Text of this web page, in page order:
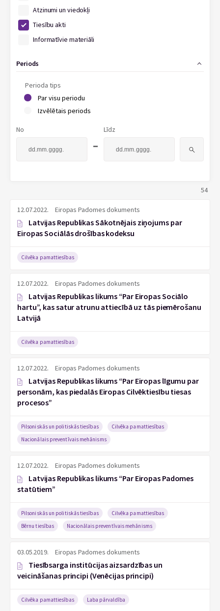
Atzinumi un viedokļi
Tiesību akti
Informatīvie materiāli
Periods
Perioda tips
Par visu periodu
Izvēlētais periods
No
-
Līdz
54
12.07.2022. Eiropas Padomes dokuments
Latvijas Republikas Sākotnējais ziņojums par
Eiropas Sociālās drošības kodeksu
Cilvēka pamattiesības
12.07.2022. Eiropas Padomes dokuments
Latvijas Republikas likums “Par Eiropas Sociālo
hartu”, kas satur atrunu attiecībā uz tās piemērošanu
Latvijā
Cilvēka pamattiesības
12.07.2022. Eiropas Padomes dokuments
Latvijas Republikas likums “Par Eiropas līgumu par
personām, kas piedalās Eiropas Cilvēktiesību tiesas
procesos”
Pilsoniskās un politiskās tiesības
Cilvēka pamattiesības
Nacionālais preventīvais mehānisms
12.07.2022. Eiropas Padomes dokuments
Latvijas Republikas likums “Par Eiropas Padomes
statūtiem”
Pilsoniskās un politiskās tiesības
Cilvēka pamattiesības
Bērnu tiesības
Nacionālais preventīvais mehānisms
03.05.2019. Eiropas Padomes dokuments
Tiesībsarga institūcijas aizsardzības un
veicināšanas principi (Venēcijas principi)
Cilvēka pamattiesības Laba pārvaldība